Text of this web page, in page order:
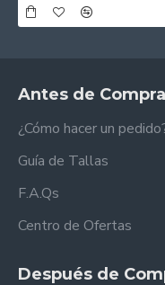
Antes de
¿Cómo hacer un
Guía de Tallas
F.A.Qs
Centro de Ofertas
Después de